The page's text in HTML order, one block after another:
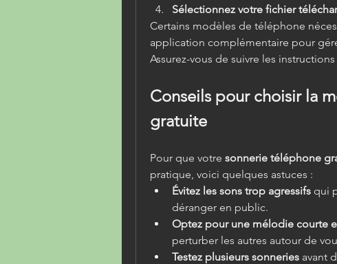
Sélectionnez votre fichier
Certains modèles de téléphone
application complémentaire pour
Assurez-vous de suivre les
Conseils pour choisir la
gratuite
Pour que votre sonnerie téléphone
pratique, voici quelques astuces :
Évitez les sons trop agressifs qui
déranger en public.
Optez pour une mélodie courte
perturber les autres autour de
Testez plusieurs sonneries avant